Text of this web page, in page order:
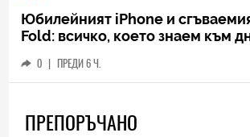
Юбилейният iPhone и
Fold: всичко, което знаем към
0 | ПРЕДИ 6 Ч.
ПРЕПОРЪЧАНО